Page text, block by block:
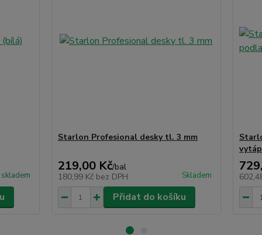
skladem
Starlon Profesional desky tl. 3 mm
219,00 Kč/bal
180,99 Kč bez DPH Skladem
Přidat do košíku